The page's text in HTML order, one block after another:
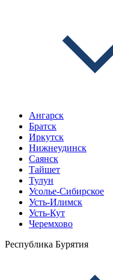
Ангарск
Братск
Иркутск
Нижнеудинск
Саянск
Тайшет
Тулун
Усолье-Сибирское
Усть-Илимск
Усть-Кут
Черемхово
Республика Бурятия